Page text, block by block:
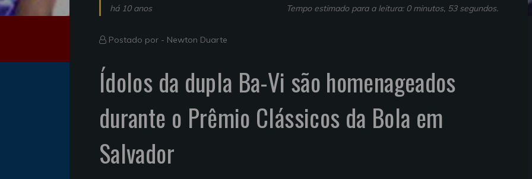
há 10 anos
Tempo estimado para a leitura: 0 minutos, 53 segundos.
Postado por - Newton Duarte
Ídolos da dupla Ba-Vi são homenageados
durante o Prêmio Clássicos da Bola em
Salvador